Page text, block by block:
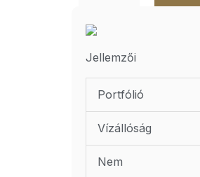
Jellemzői
Portfólió
Vízállóság
Nem